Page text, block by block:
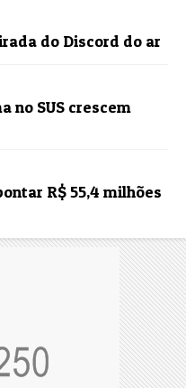
do Discord do ar
no SUS crescem
R$ 55,4 milhões